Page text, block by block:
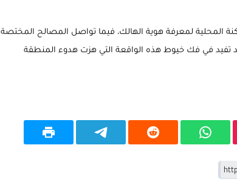
المحلية لمعرفة هوية الهالك، فيما تواصل المصالح المختصة
تفيد في فك خيوط هذه الواقعة التي هزت هدوء المنطقة